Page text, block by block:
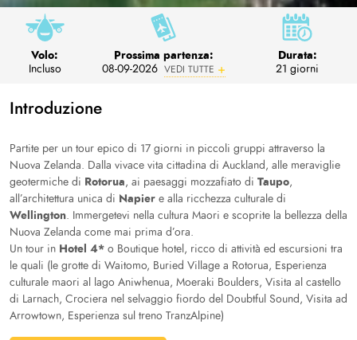
Volo:
Incluso
Prossima partenza:
08-09-2026 VEDI TUTTE
Durata:
21 giorni
Introduzione
Partite per un tour epico di 17 giorni in piccoli gruppi attraverso la
Nuova Zelanda. Dalla vivace vita cittadina di Auckland, alle meraviglie
geotermiche di Rotorua, ai paesaggi mozzafiato di Taupo,
all’architettura unica di Napier e alla ricchezza culturale di
Wellington. Immergetevi nella cultura Maori e scoprite la bellezza della
Nuova Zelanda come mai prima d’ora.
Un tour in Hotel 4* o Boutique hotel, ricco di attività ed escursioni tra
le quali (le grotte di Waitomo, Buried Village a Rotorua, Esperienza
culturale maori al lago Aniwhenua, Moeraki Boulders, Visita al castello
di Larnach, Crociera nel selvaggio fiordo del Doubtful Sound, Visita ad
Arrowtown, Esperienza sul treno TranzAlpine)